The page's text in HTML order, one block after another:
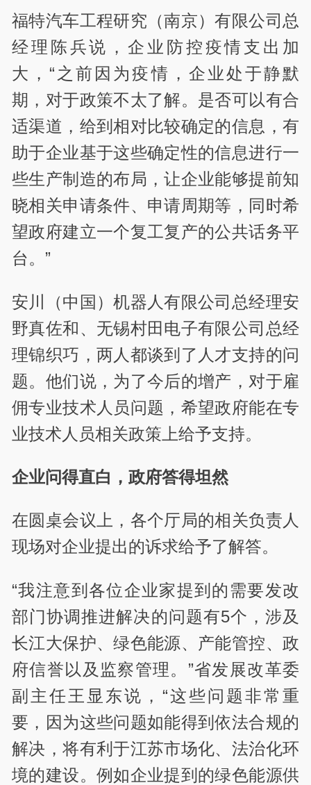
福特汽车工程研究（南京）有限公司总
经理陈兵说，企业防控疫情支出加
大，“之前因为疫情，企业处于静默
期，对于政策不太了解。是否可以有合
适渠道，给到相对比较确定的信息，有
助于企业基于这些确定性的信息进行一
些生产制造的布局，让企业能够提前知
晓相关申请条件、申请周期等，同时希
望政府建立一个复工复产的公共话务平
台。”
安川（中国）机器人有限公司总经理安
野真佐和、无锡村田电子有限公司总经
理锦织巧，两人都谈到了人才支持的问
题。他们说，为了今后的增产，对于雇
佣专业技术人员问题，希望政府能在专
业技术人员相关政策上给予支持。
企业问得直白，政府答得坦然
在圆桌会议上，各个厅局的相关负责人
现场对企业提出的诉求给予了解答。
“我注意到各位企业家提到的需要发改
部门协调推进解决的问题有5个，涉及
长江大保护、绿色能源、产能管控、政
府信誉以及监察管理。”省发展改革委
副主任王显东说，“这些问题非常重
要，因为这些问题如能得到依法合规的
解决，将有利于江苏市场化、法治化环
境的建设。例如企业提到的绿色能源供